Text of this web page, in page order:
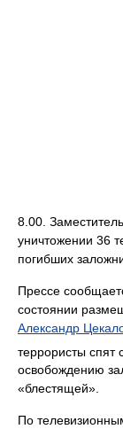
8.00.
уничтожении 36
погибших
Прессе
состоянии
Александр
террористы спят
освобождению
«блестящей».
По